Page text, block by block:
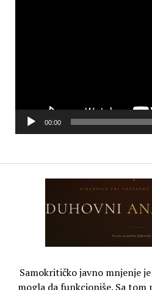
00:00
Samokritičko javno mnjenje
mogla da funkcioniše. Sa